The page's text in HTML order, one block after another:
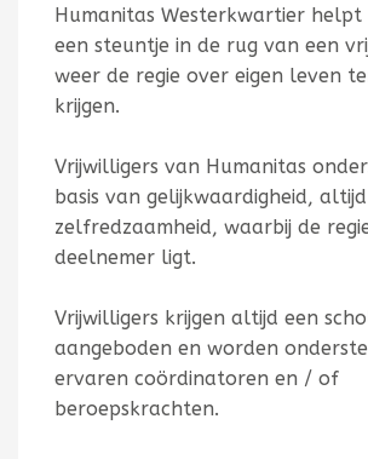
Humanitas Westerkwartier helpt
een steuntje in de rug van een
weer de regie over eigen leven
krijgen.
Vrijwilligers van Humanitas
basis van gelijkwaardigheid,
zelfredzaamheid, waarbij de
deelnemer ligt.
Vrijwilligers krijgen altijd een
aangeboden en worden
ervaren coördinatoren en / of
beroepskrachten.